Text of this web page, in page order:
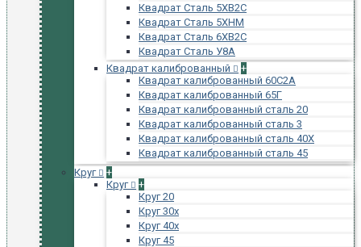
Квадрат Сталь 5ХВ2С
Квадрат Сталь 5ХНМ
Квадрат Сталь 6ХВ2С
Квадрат Сталь У8А
Квадрат калиброванный
+
Квадрат калиброванный 60С2А
Квадрат калиброванный 65Г
Квадрат калиброванный сталь 20
Квадрат калиброванный сталь 3
Квадрат калиброванный сталь 40Х
Квадрат калиброванный сталь 45
Круг
+
Круг
+
Круг 20
Круг 30х
Круг 40х
Круг 45